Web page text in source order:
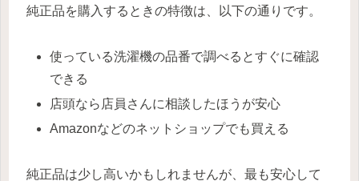
純正品を購入するときの特徴は、以下の通りです。
使っている洗濯機の品番で調べるとすぐに確認
できる
店頭なら店員さんに相談したほうが安心
Amazonなどのネットショップでも買える
純正品は少し高いかもしれませんが、最も安心して